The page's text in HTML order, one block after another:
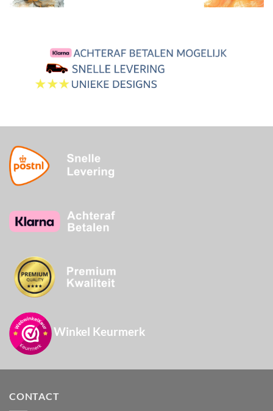
30 dagen betaaltermijn
3-5 werkdagen
Winkel Keurmerk
CONTACT